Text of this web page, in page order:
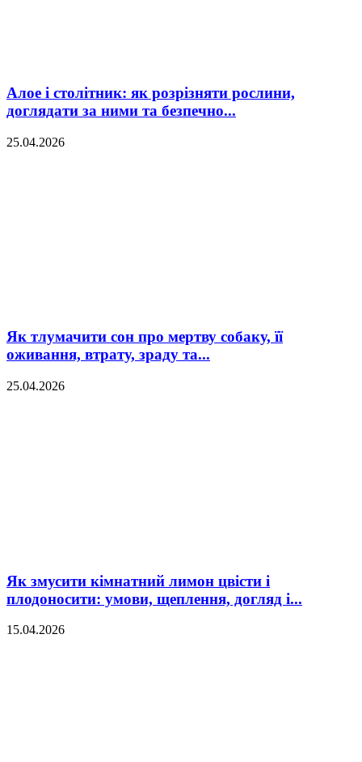
Алое і столітник: як розрізняти рослини,
доглядати за ними та безпечно...
25.04.2026
Як тлумачити сон про мертву собаку, її
оживання, втрату, зраду та...
25.04.2026
Як змусити кімнатний лимон цвісти і
плодоносити: умови, щеплення, догляд і...
15.04.2026